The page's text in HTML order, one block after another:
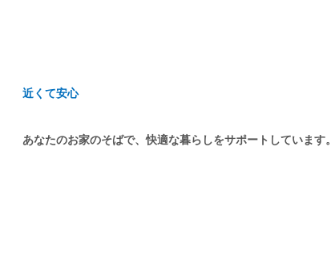
近くて安心
あなたのお家のそばで、快適な暮らしをサポートしています。